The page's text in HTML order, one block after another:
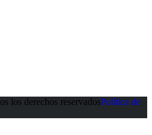
los derechos reservadosPolítica de